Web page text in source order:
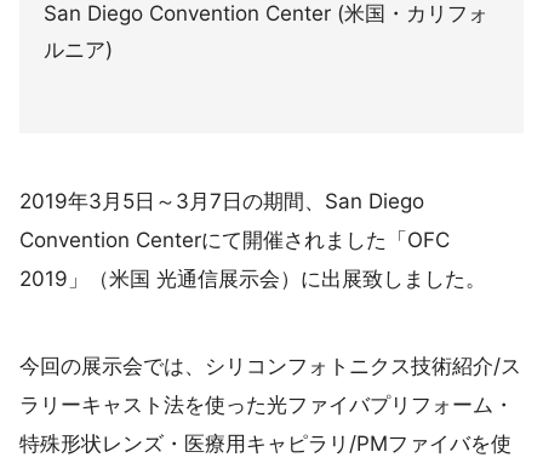
San Diego Convention Center (米国・カリフォ
ルニア)
2019年3月5日～3月7日の期間、San Diego
Convention Centerにて開催されました「OFC
2019」（米国 光通信展示会）に出展致しました。
今回の展示会では、シリコンフォトニクス技術紹介/ス
ラリーキャスト法を使った光ファイバプリフォーム・
特殊形状レンズ・医療用キャピラリ/PMファイバを使